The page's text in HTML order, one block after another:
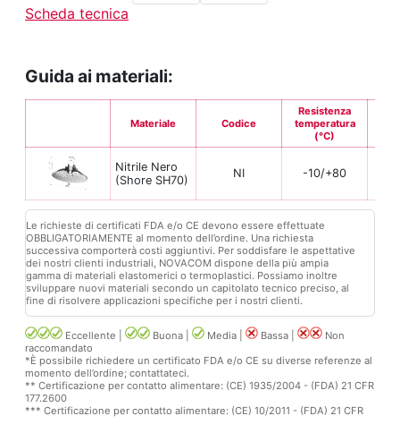
Scheda tecnica
Guida ai materiali:
Materiale Codice
Resistenza
temperatura
(°C)
Nitrile Nero
(Shore SH70)
NI -10/+80
Le richieste di certificati FDA e/o CE devono essere effettuate
OBBLIGATORIAMENTE al momento dell’ordine. Una richiesta
successiva comporterà costi aggiuntivi. Per soddisfare le aspettative
dei nostri clienti industriali, NOVACOM dispone della più ampia
gamma di materiali elastomerici o termoplastici. Possiamo inoltre
sviluppare nuovi materiali secondo un capitolato tecnico preciso, al
fine di risolvere applicazioni specifiche per i nostri clienti.
Eccellente | Buona | Media | Bassa |
Non
raccomandato
*È possibile richiedere un certificato FDA e/o CE su diverse referenze al
momento dell’ordine; contattateci.
** Certificazione per contatto alimentare: (CE) 1935/2004 - (FDA) 21 CFR
177.2600
*** Certificazione per contatto alimentare: (CE) 10/2011 - (FDA) 21 CFR